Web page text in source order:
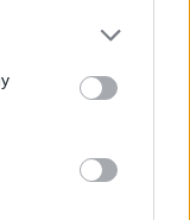
lidera de nou la
rei en el segon